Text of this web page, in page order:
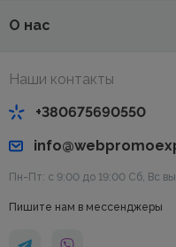
О нас
Наши контакты
+380675690550
Пн-Пт: с 9:00 до 19:00 Cб, Вс
Пишите нам в мессенджеры